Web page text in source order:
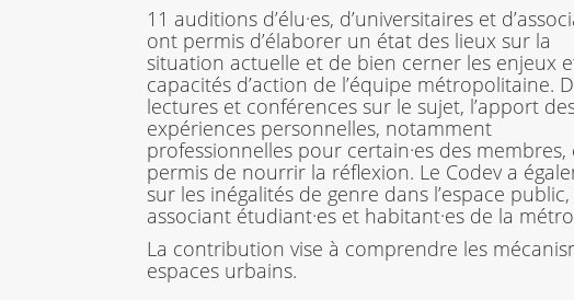
11 auditions d’élu·es, d’universitaires et
ont permis d’élaborer un état des lieux sur la
situation actuelle et de bien cerner les enjeux
capacités d’action de l’équipe métropolitaine.
lectures et conférences sur le sujet, l’apport
expériences personnelles, notamment
professionnelles pour certain·es des
permis de nourrir la réflexion. Le Codev a
sur les inégalités de genre dans l’espace
associant étudiant·es et habitant·es de la
La contribution vise à comprendre les
espaces urbains.